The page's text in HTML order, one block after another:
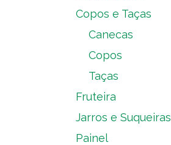
Copos e Taças
Canecas
Copos
Taças
Fruteira
Jarros e Suqueiras
Painel